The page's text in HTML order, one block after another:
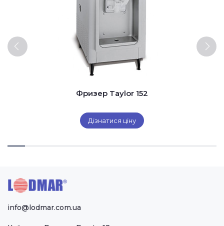
Фризер Taylor 152
Дізнатися ціну
info@lodmar.com.ua